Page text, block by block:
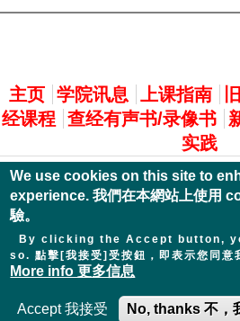
主選單
主页 学院讯息 上课指南
经课程
查经有声书/录像书
实践
We use cookies on this site to
experience. 我們在本網站上使用
驗。
By clicking the Accept button,
so. 點擊[我接受]受按鈕，即表示您同意
More info 更多信息
Accept 我接受 No, thanks 不，